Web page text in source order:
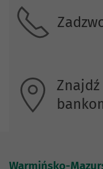
Warmińsko-